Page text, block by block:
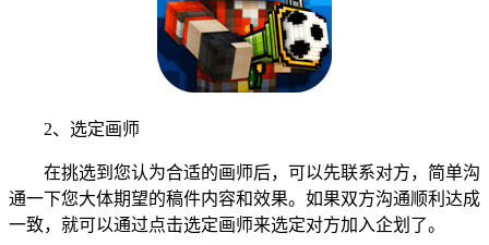
2、选定画师
在挑选到您认为合适的画师后，可以先联系对方，简单沟
通一下您大体期望的稿件内容和效果。如果双方沟通顺利达成
一致，就可以通过点击选定画师来选定对方加入企划了。